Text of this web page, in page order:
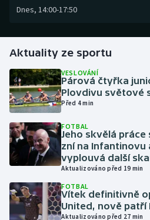
Gymnastika
Házená
Jezdectví
Judo
Krasobruslení
Lezení
Dnes, 14:00-17:50
Aktuality ze sportu
VESLOVÁNÍ
Párová čtyřka
Plovdivu světové
Před 4 min
FOTBAL
Jeho skvělá
zní na Infantinovu
vyplouvá další
Aktualizováno před 19 min
FOTBAL
Vítek definitivně
United, nově patří
Aktualizováno před 27 min